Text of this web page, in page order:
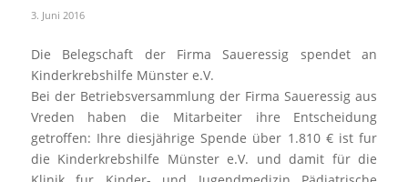
3. Juni 2016
Die Belegschaft der Firma Saueressig spendet an
Kinderkrebshilfe Münster e.V.
Bei der Betriebsversammlung der Firma Saueressig aus
Vreden haben die Mitarbeiter ihre Entscheidung
getroffen: Ihre diesjährige Spende über 1.810 € ist fur
die Kinderkrebshilfe Münster e.V. und damit für die